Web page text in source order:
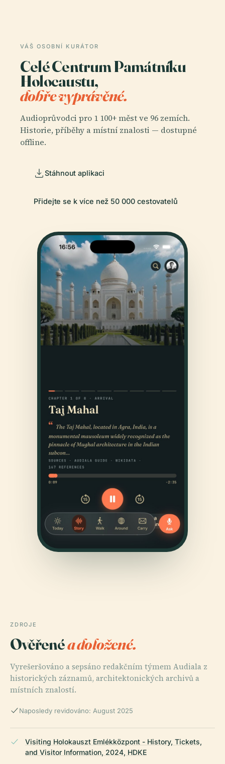
VÁŠ OSOBNÍ KURÁTOR
Celé Centrum Památníku
Holocaustu,
dobře vyprávěné.
Audioprůvodci pro 1 100+ měst ve 96 zemích.
Historie, příběhy a místní znalosti — dostupné
offline.
Stáhnout aplikaci
Přidejte se k více než 50 000 cestovatelů
ZDROJE
Ověřenéa doložené.
Vyrešeršováno a sepsáno redakčním týmem Audiala z
historických záznamů, architektonických archivů a
místních znalostí.
Naposledy revidováno: August 2025
Visiting Holokauszt Emlékközpont - History, Tickets,
and Visitor Information, 2024, HDKE